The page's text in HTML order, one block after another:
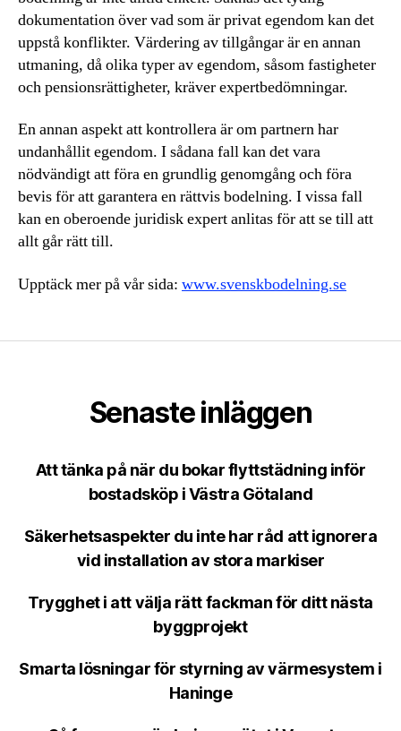
dokumentation över vad som är privat egendom kan det
uppstå konflikter. Värdering av tillgångar är en annan
utmaning, då olika typer av egendom, såsom fastigheter
och pensionsrättigheter, kräver expertbedömningar.
En annan aspekt att kontrollera är om partnern har
undanhållit egendom. I sådana fall kan det vara
nödvändigt att föra en grundlig genomgång och föra
bevis för att garantera en rättvis bodelning. I vissa fall
kan en oberoende juridisk expert anlitas för att se till att
allt går rätt till.
Upptäck mer på vår sida: www.svenskbodelning.se
Senaste inläggen
Att tänka på när du bokar flyttstädning inför
bostadsköp i Västra Götaland
Säkerhetsaspekter du inte har råd att ignorera
vid installation av stora markiser
Trygghet i att välja rätt fackman för ditt nästa
byggprojekt
Smarta lösningar för styrning av värmesystem i
Haninge